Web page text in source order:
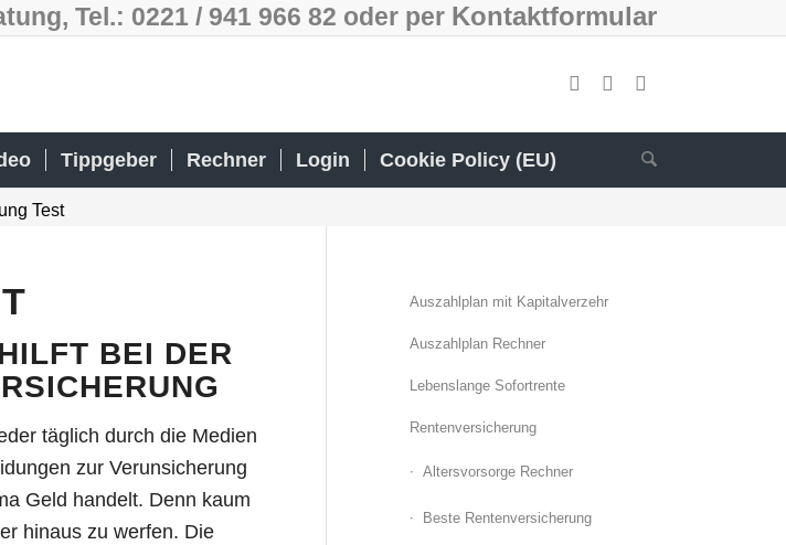
Tel.: 0221 / 941 966 82 oder per Kontaktformular
Tippgeber Rechner Login Cookie Policy (EU)
Test
BEI DER
täglich durch die Medien
zur Verunsicherung
Geld handelt. Denn kaum
hinaus zu werfen. Die
Auszahlplan mit Kapitalverzehr
Auszahlplan Rechner
Lebenslange Sofortrente
Rentenversicherung
Altersvorsorge Rechner
Beste Rentenversicherung